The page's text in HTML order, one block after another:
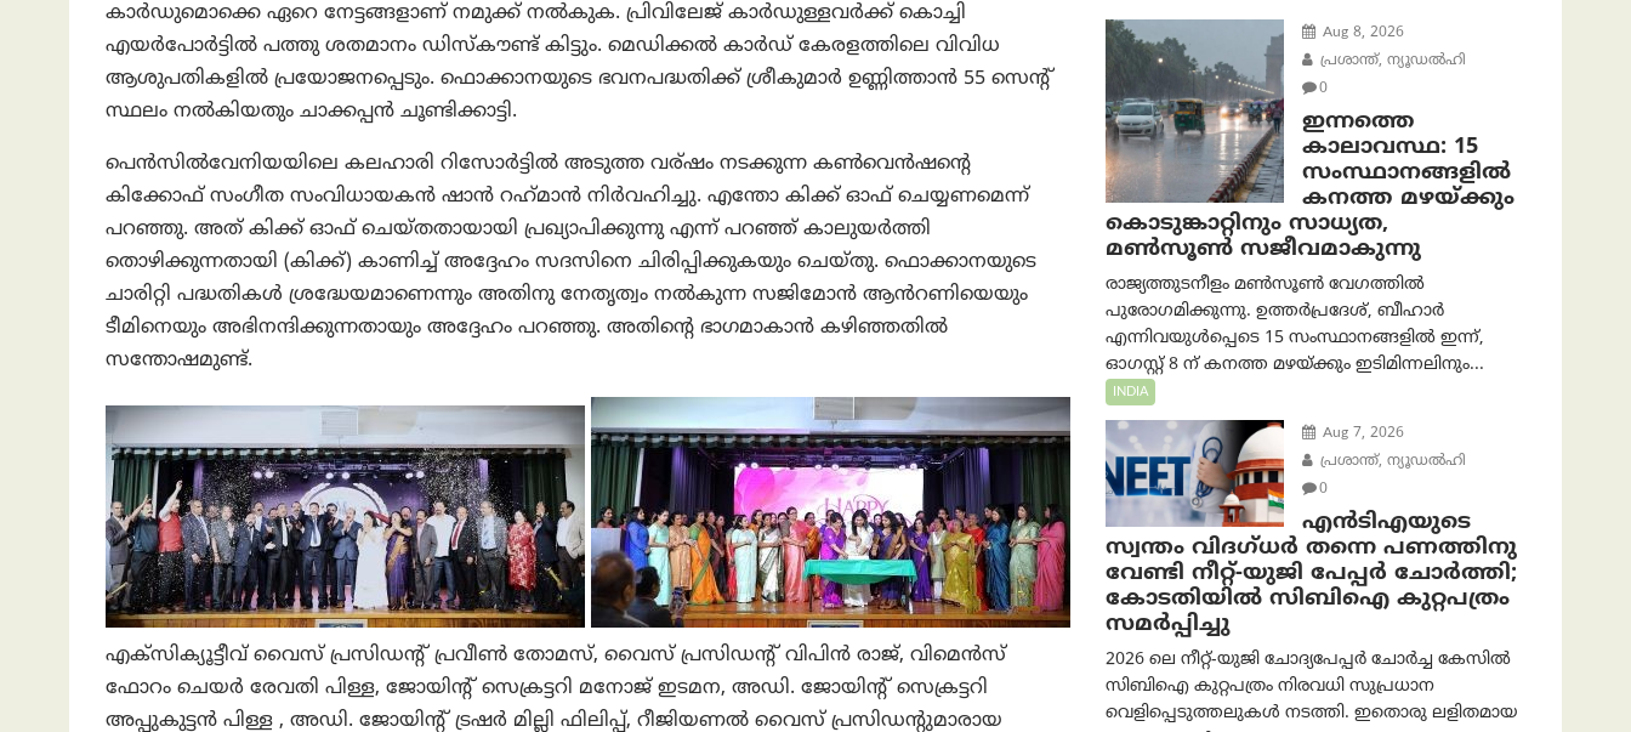
കാർഡുമൊക്കെ ഏറെ നേട്ടങ്ങളാണ് നമുക്ക് നൽകുക. പ്രിവിലേജ് കാർഡുള്ളവർക്ക് കൊച്ചി
എയർപോർട്ടിൽ പത്തു ശതമാനം ഡിസ്‌കൗണ്ട് കിട്ടും. മെഡിക്കൽ കാർഡ് കേരളത്തിലെ വിവിധ
ആശുപതികളിൽ പ്രയോജനപ്പെടും. ഫൊക്കാനയുടെ ഭവനപദ്ധതിക്ക് ശ്രീകുമാർ ഉണ്ണിത്താൻ 55 സെന്റ്
സ്ഥലം നൽകിയതും ചാക്കപ്പൻ ചൂണ്ടിക്കാട്ടി.
പെൻസിൽവേനിയയിലെ കലഹാരി റിസോർട്ടിൽ അടുത്ത വര്ഷം നടക്കുന്ന കൺവെൻഷന്റെ
കിക്കോഫ് സംഗീത സംവിധായകൻ ഷാൻ റഹ്‌മാൻ നിർവഹിച്ചു. എന്തോ കിക്ക് ഓഫ് ചെയ്യണമെന്ന്
പറഞ്ഞു. അത് കിക്ക് ഓഫ് ചെയ്തതായായി പ്രഖ്യാപിക്കുന്നു എന്ന് പറഞ്ഞ് കാലുയർത്തി
തൊഴിക്കുന്നതായി (കിക്ക്) കാണിച്ച് അദ്ദേഹം സദസിനെ ചിരിപ്പിക്കുകയും ചെയ്തു. ഫൊക്കാനയുടെ
ചാരിറ്റി പദ്ധതികൾ ശ്രദ്ധേയമാണെന്നും അതിനു നേതൃത്വം നൽകുന്ന സജിമോൻ ആൻറണിയെയും
ടീമിനെയും അഭിനന്ദിക്കുന്നതായും അദ്ദേഹം പറഞ്ഞു. അതിന്റെ ഭാഗമാകാൻ കഴിഞ്ഞതിൽ
സന്തോഷമുണ്ട്.
എക്സിക്യൂട്ടീവ് വൈസ് പ്രസിഡന്റ് പ്രവീൺ തോമസ്, വൈസ് പ്രസിഡന്റ് വിപിൻ രാജ്, വിമെൻസ്
ഫോറം ചെയർ രേവതി പിള്ള, ജോയിന്റ് സെക്രട്ടറി മനോജ് ഇടമന, അഡി. ജോയിന്റ് സെക്രട്ടറി
അപ്പുകുട്ടൻ പിള്ള , അഡി. ജോയിന്റ് ട്രഷർ മില്ലി ഫിലിപ്പ്, റീജിയണൽ വൈസ് പ്രസിഡന്റുമാരായ
Aug 8, 2026
പ്രശാന്ത്, ന്യൂഡല്‍ഹി
0
ഇന്നത്തെ
കാലാവസ്ഥ: 15
സംസ്ഥാനങ്ങളിൽ
കനത്ത മഴയ്ക്കും
കൊടുങ്കാറ്റിനും സാധ്യത,
മൺസൂൺ സജീവമാകുന്നു
രാജ്യത്തുടനീളം മൺസൂൺ വേഗത്തിൽ
പുരോഗമിക്കുന്നു. ഉത്തർപ്രദേശ്, ബീഹാർ
എന്നിവയുൾപ്പെടെ 15 സംസ്ഥാനങ്ങളിൽ ഇന്ന്,
ഓഗസ്റ്റ് 8 ന് കനത്ത മഴയ്ക്കും ഇടിമിന്നലിനും...
INDIA
Aug 7, 2026
പ്രശാന്ത്, ന്യൂഡല്‍ഹി
0
എൻ‌ടി‌എയുടെ
സ്വന്തം വിദഗ്ധർ തന്നെ പണത്തിനു
വേണ്ടി നീറ്റ്-യു‌ജി പേപ്പർ ചോർത്തി;
കോടതിയില്‍ സിബിഐ കുറ്റപത്രം
സമര്‍പ്പിച്ചു
2026 ലെ നീറ്റ്-യുജി ചോദ്യപേപ്പർ ചോർച്ച കേസിൽ
സിബിഐ കുറ്റപത്രം നിരവധി സുപ്രധാന
വെളിപ്പെടുത്തലുകൾ നടത്തി. ഇതൊരു ലളിതമായ